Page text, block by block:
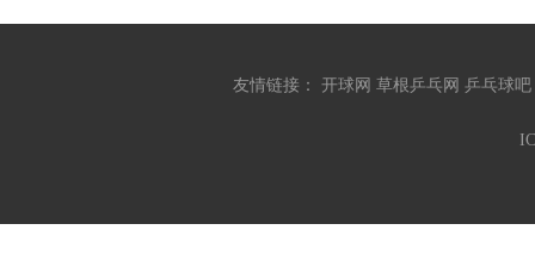
友情链接： 开球网 草根乒乓网 乒乓球吧